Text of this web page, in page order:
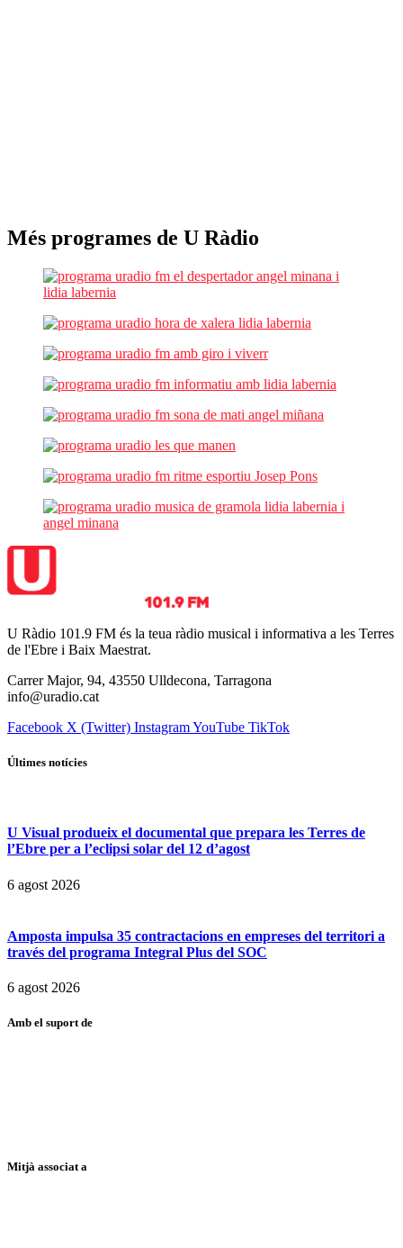
Més programes de U Ràdio
U Ràdio 101.9 FM és la teua ràdio musical i informativa a les Terres
de l'Ebre i Baix Maestrat.
Carrer Major, 94, 43550 Ulldecona, Tarragona
info@uradio.cat
Facebook X (Twitter) InstagramYouTube TikTok
Últimes notícies
U Visual produeix el documental que prepara les Terres de
l’Ebre per a l’eclipsi solar del 12 d’agost
6 agost 2026
Amposta impulsa 35 contractacions en empreses del territori a
través del programa Integral Plus del SOC
6 agost 2026
Amb el suport de
Mitjà associat a